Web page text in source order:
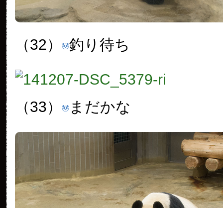
（32） 釣り待ち
（33） まだかな